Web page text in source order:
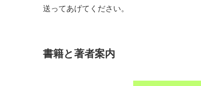
送ってあげてください。
書籍と著者案内